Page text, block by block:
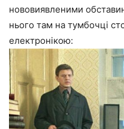
нововиявленими
нього там на тумбочці
електронікою: